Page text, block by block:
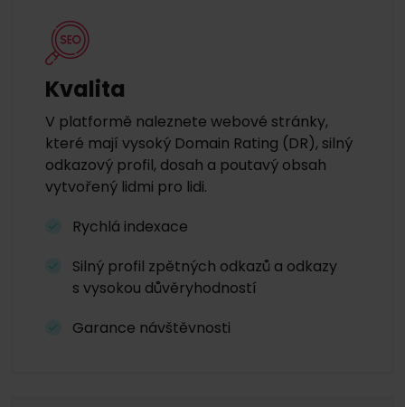
Kvalita
V platformě naleznete webové stránky,
které mají vysoký Domain Rating (DR), silný
odkazový profil, dosah a poutavý obsah
vytvořený lidmi pro lidi.
Rychlá indexace
Silný profil zpětných odkazů a odkazy
s vysokou důvěryhodností
Garance návštěvnosti